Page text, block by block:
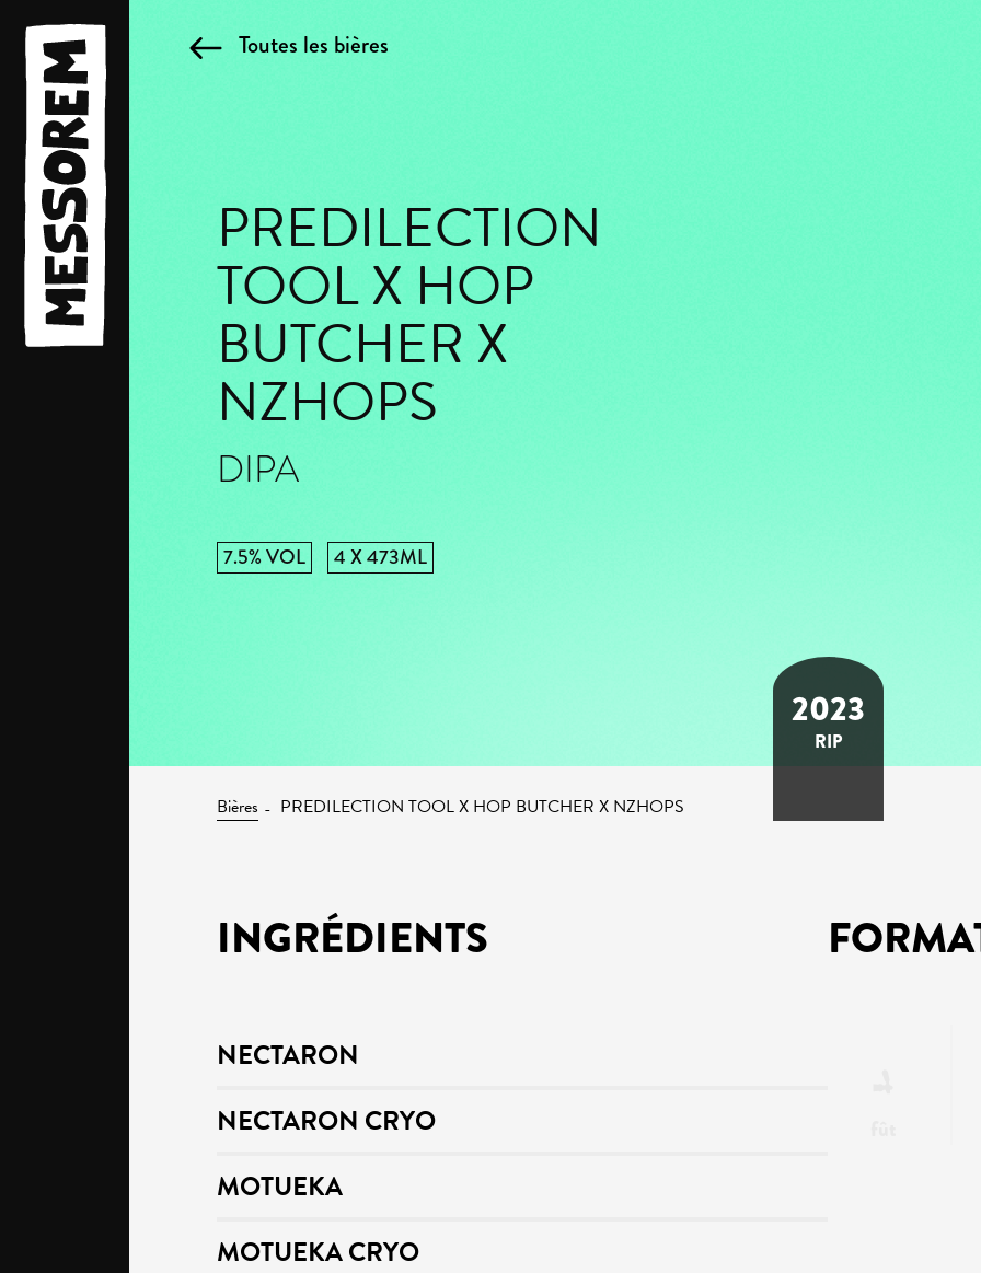
Toutes les bières
PREDILECTION
TOOL X HOP
BUTCHER X
NZHOPS
DIPA
7.5% VOL 4 X 473ML
2023
RIP
Bières PREDILECTION TOOL X HOP BUTCHER X NZHOPS
INGRÉDIENTS
NECTARON
NECTARON CRYO
MOTUEKA
MOTUEKA CRYO